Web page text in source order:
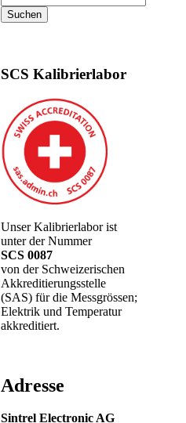
SCS Kalibrierlabor
Unser Kalibrierlabor ist
unter der Nummer
SCS 0087
von der Schweizerischen
Akkreditierungsstelle
(SAS) für die Messgrössen;
Elektrik und Temperatur
akkreditiert.
Adresse
Sintrel Electronic AG